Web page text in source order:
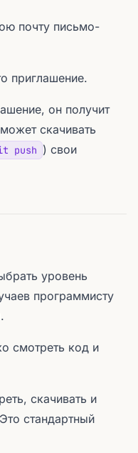
почту письмо-
приглашение.
он получит
скачивать
push ) свои
уровень
программисту
смотреть код и
скачивать и
стандартный